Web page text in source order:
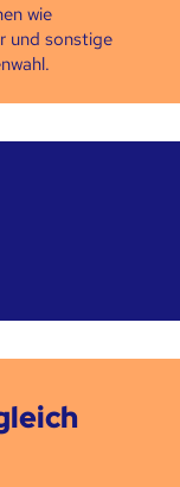
wie
und sonstige